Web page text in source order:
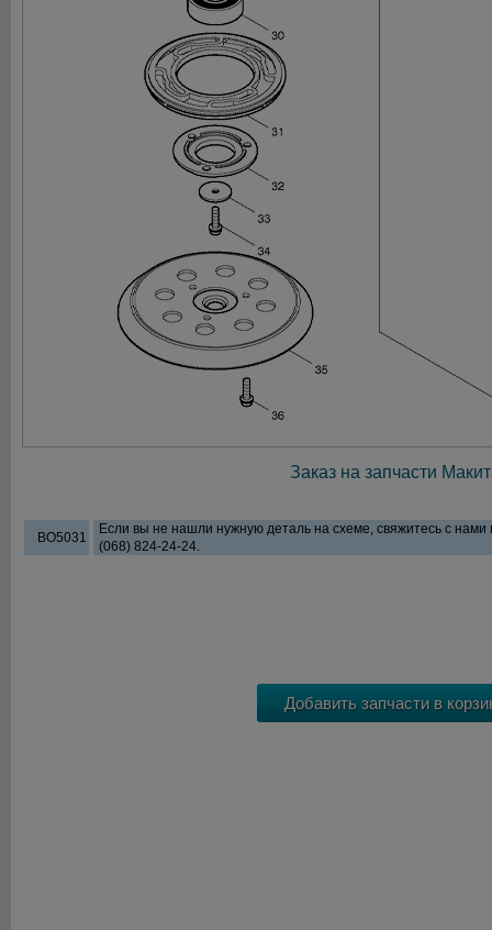
Заказ на запчасти
BO5031
Если вы не нашли нужную деталь на схеме, свяжитесь с
(068) 824-24-24.